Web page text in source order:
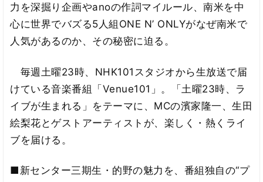
力を深掘り企画やanoの作詞マイルール、南米を中
心に世界でバズる5人組ONE N’ ONLYがなぜ南米で
人気があるのか、その秘密に迫る。
毎週土曜23時、NHK101スタジオから生放送で届
けている音楽番組「Venue101」。「土曜23時、ラ
イブが生まれる」をテーマに、MCの濱家隆一、生田
絵梨花とゲストアーティストが、楽しく・熱くライ
ブを届ける。
■新センター三期生・的野の魅力を、番組独自の“プ